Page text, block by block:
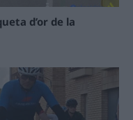
d’or de la